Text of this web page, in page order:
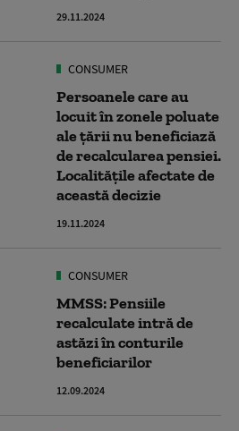
29.11.2024
CONSUMER
Persoanele care au
locuit în zonele poluate
ale țării nu beneficiază
de recalcularea pensiei.
Localitățile afectate de
această decizie
19.11.2024
CONSUMER
MMSS: Pensiile
recalculate intră de
astăzi în conturile
beneficiarilor
12.09.2024